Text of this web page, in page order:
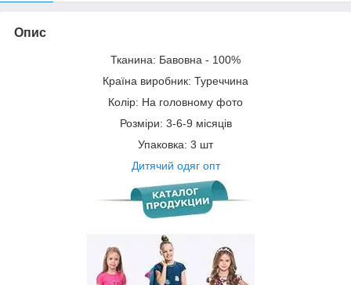
Опис
Тканина: Бавовна - 100%
Країна виробник: Туреччина
Колір: На головному фото
Розміри: 3-6-9 місяців
Упаковка: 3 шт
Дитячий одяг опт